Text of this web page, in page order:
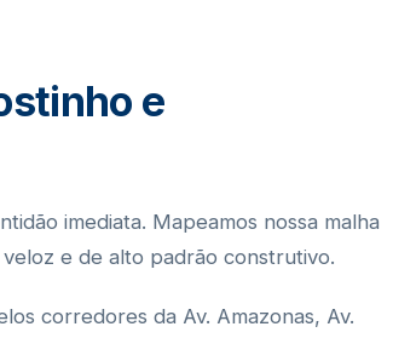
e
imediata. Mapeamos nossa malha
e de alto padrão construtivo.
corredores da Av. Amazonas, Av.